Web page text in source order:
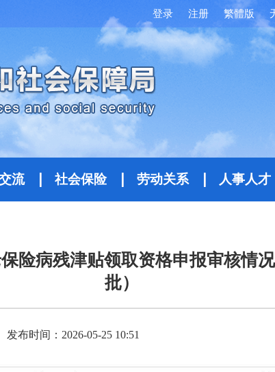
登录 注册 繁體版
流 社会保险 劳动关系 人事人才
险病残津贴领取资格申报审核情
批）
发布时间：2026-05-25 10:51